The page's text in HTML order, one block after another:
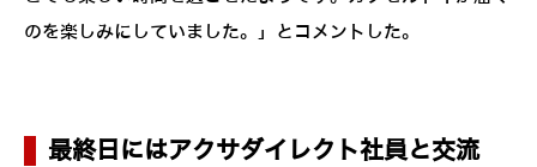
のを楽しみにしていました。」とコメントした。
最終日にはアクサダイレクト社員と交流